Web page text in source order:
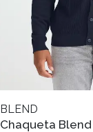
BLEND
Chaqueta